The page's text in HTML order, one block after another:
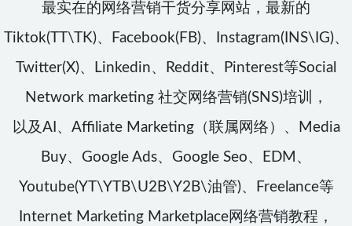
最实在的网络营销干货分享网站，最新的
Tiktok(TT\TK)、Facebook(FB)、Instagram(INS\IG)、
Twitter(X)、Linkedin、Reddit、Pinterest等Social
Network marketing 社交网络营销(SNS)培训，
以及AI、Affiliate Marketing（联属网络）、Media
Buy、Google Ads、Google Seo、EDM、
Youtube(YT\YTB\U2B\Y2B\油管)、Freelance等
Internet Marketing Marketplace网络营销教程，